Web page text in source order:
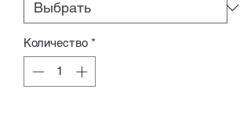
Количество *